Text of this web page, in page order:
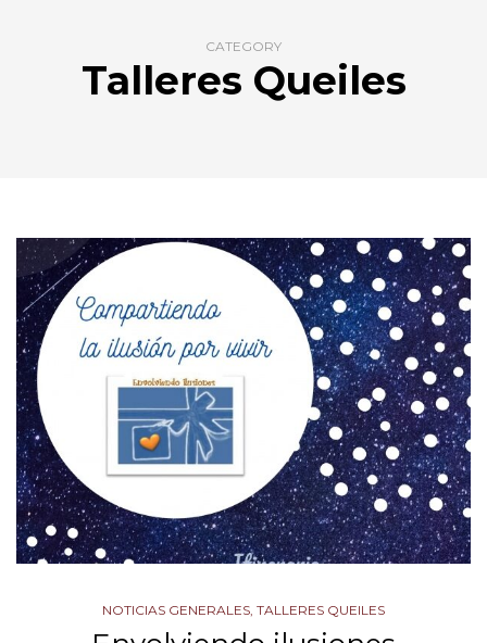
CATEGORY
Talleres Queiles
NOTICIAS GENERALES TALLERES QUEILES